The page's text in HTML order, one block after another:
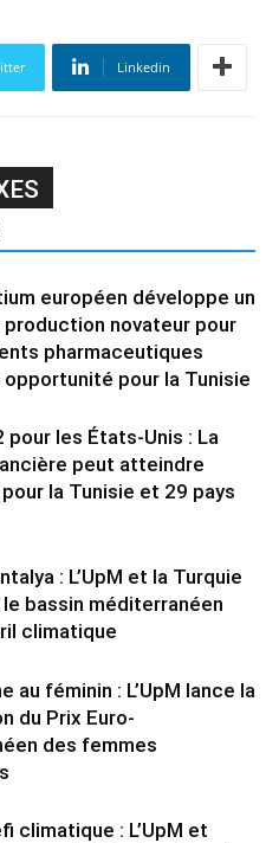
Linkedin
européen développe un
production novateur pour
pharmaceutiques
pour la Tunisie
pour les États-Unis : La
peut atteindre
la Tunisie et 29 pays
: L’UpM et la Turquie
bassin méditerranéen
climatique
au féminin : L’UpM lance la
du Prix Euro-
des femmes
climatique : L’UpM et